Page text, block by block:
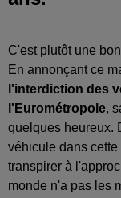
C'est plutôt une
En annonçant ce
l'interdiction des
l'Eurométropole,
quelques heureux.
véhicule dans
transpirer à
monde n'a pas les